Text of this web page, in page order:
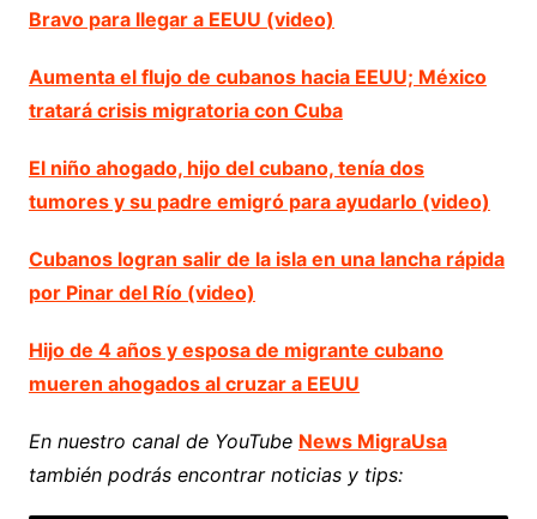
Bravo para llegar a EEUU (video)
Aumenta el flujo de cubanos hacia EEUU; México
tratará crisis migratoria con Cuba
El niño ahogado, hijo del cubano, tenía dos
tumores y su padre emigró para ayudarlo (video)
Cubanos logran salir de la isla en una lancha rápida
por Pinar del Río (video)
Hijo de 4 años y esposa de migrante cubano
mueren ahogados al cruzar a EEUU
En nuestro canal de YouTube News MigraUsa
también podrás encontrar noticias y tips: